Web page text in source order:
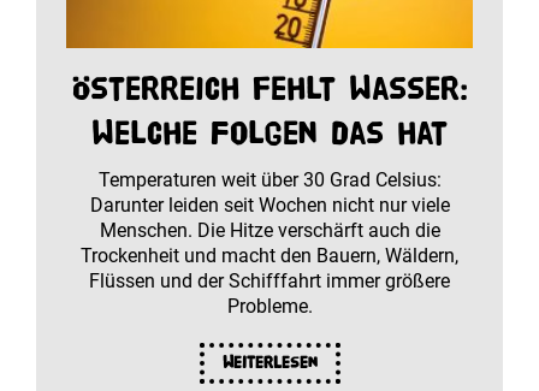
Österreich fehlt Wasser:
Welche Folgen das hat
Temperaturen weit über 30 Grad Celsius:
Darunter leiden seit Wochen nicht nur viele
Menschen. Die Hitze verschärft auch die
Trockenheit und macht den Bauern, Wäldern,
Flüssen und der Schifffahrt immer größere
Probleme.
Weiterlesen